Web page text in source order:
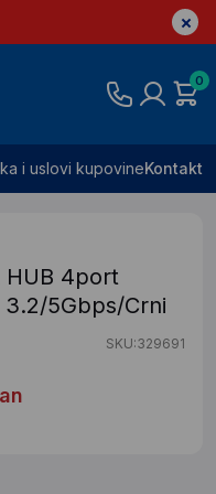
0
i uslovi kupovineKontakt
HUB 4port
3.2/5Gbps/Crni
SKU:329691